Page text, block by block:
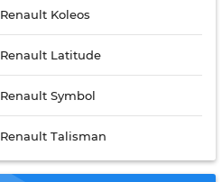
Renault Koleos
Renault Latitude
Renault Symbol
Renault Talisman